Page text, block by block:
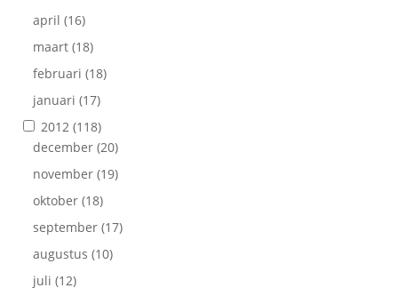
april (16)
maart (18)
februari (18)
januari (17)
2012 (118)
december (20)
november (19)
oktober (18)
september (17)
augustus (10)
juli (12)